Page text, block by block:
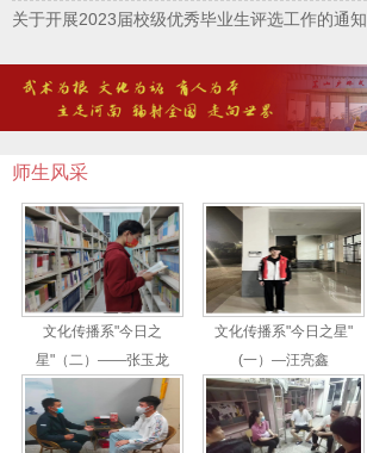
关于开展2023届校级优秀毕业生评选工作的通知
师生风采
文化传播系"今日之
星"（二）——张玉龙
文化传播系"今日之星"
(一）—汪亮鑫